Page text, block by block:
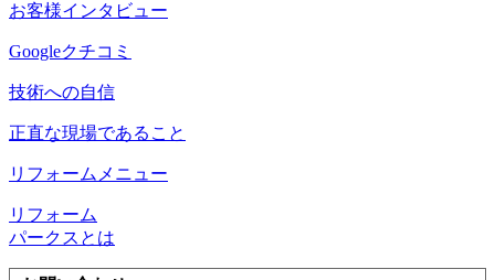
お客様インタビュー
Googleクチコミ
技術への自信
正直な現場であること
リフォームメニュー
リフォーム
パークスとは